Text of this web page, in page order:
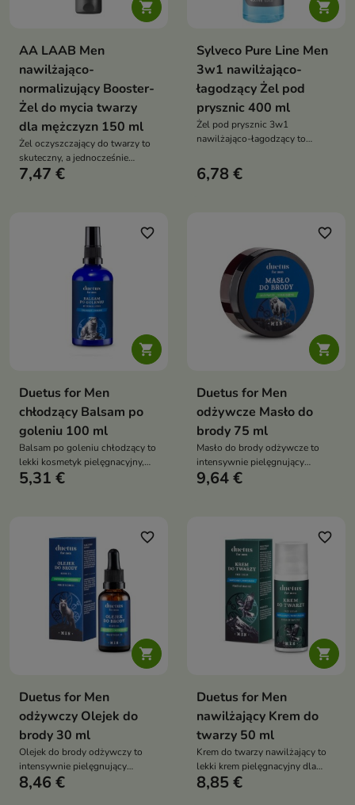

AA LAAB Men
nawilżająco-
normalizujący Booster-
Żel do mycia twarzy
dla mężczyzn 150 ml
Żel oczyszczający do twarzy to
skuteczny, a jednocześnie
łagodny kosmetyk dla
świeżą i komfortową
7,47 €

Sylveco Pure Line Men
3w1 nawilżająco-
łagodzący Żel pod
prysznic 400 ml
Żel pod prysznic 3w1
nawilżająco-łagodzący to
przeznaczony do mycia ciała,
twarzy i włosów. Łączy
6,78 €

favorite_border
Duetus for Men
chłodzący Balsam po
goleniu 100 ml
Balsam po goleniu chłodzący to
lekki kosmetyk pielęgnacyjny,
który skutecznie łagodzi
5,31 €

favorite_border
Duetus for Men
odżywcze Masło do
brody 75 ml
Masło do brody odżywcze to
intensywnie pielęgnujący
kosmetyk do zarostu, który
zarost, zapobiega jego puszeniu
się oraz ułatwia stylizację
9,64 €

favorite_border
Duetus for Men
odżywczy Olejek do
brody 30 ml
Olejek do brody odżywczy to
intensywnie pielęgnujący
kosmetyk do zarostu, który
8,46 €

favorite_border
Duetus for Men
nawilżający Krem do
twarzy 50 ml
Krem do twarzy nawilżający to
lekki krem pielęgnacyjny dla
mężczyzn, który intensywnie
8,85 €